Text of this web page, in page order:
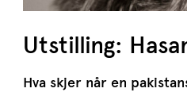
Utstilling:
Hva skjer når en